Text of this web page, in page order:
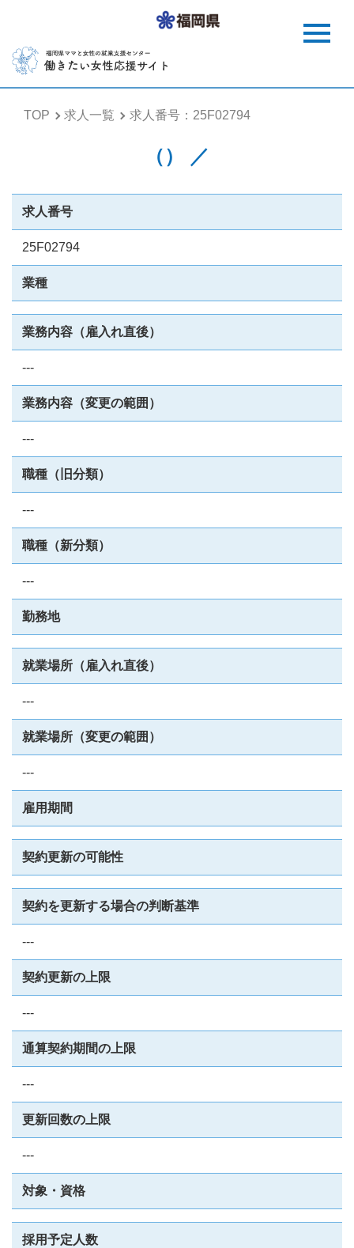
TOP 求人一覧 求人番号：25F02794
（） ／
求人番号
25F02794
業種
業務内容（雇入れ直後）
---
業務内容（変更の範囲）
---
職種（旧分類）
---
職種（新分類）
---
勤務地
就業場所（雇入れ直後）
---
就業場所（変更の範囲）
---
雇用期間
契約更新の可能性
契約を更新する場合の判断基準
---
契約更新の上限
---
通算契約期間の上限
---
更新回数の上限
---
対象・資格
採用予定人数